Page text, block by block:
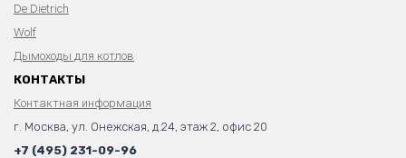
De Dietrich
Wolf
Дымоходы для котлов
КОНТАКТЫ
Контактная информация
г. Москва, ул. Онежская, д.24, этаж 2, офис 20
+7 (495) 231-09-96